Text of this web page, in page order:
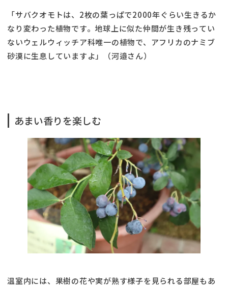
「サバクオモトは、2枚の葉っぱで2000年ぐらい生きるか
なり変わった植物です。地球上に似た仲間が生き残ってい
ないウェルウィッチア科唯一の植物で、アフリカのナミブ
砂漠に生息していますよ」（河邉さん）
あまい香りを楽しむ
温室内には、果樹の花や実が熟す様子を見られる部屋もあ